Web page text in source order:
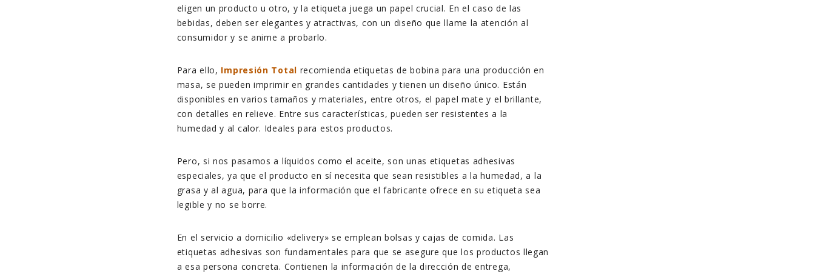
eligen un producto u otro, y la etiqueta juega un papel crucial. En el caso de las
bebidas, deben ser elegantes y atractivas, con un diseño que llame la atención al
consumidor y se anime a probarlo.
Para ello, Impresión Total recomienda etiquetas de bobina para una producción en
masa, se pueden imprimir en grandes cantidades y tienen un diseño único. Están
disponibles en varios tamaños y materiales, entre otros, el papel mate y el brillante,
con detalles en relieve. Entre sus características, pueden ser resistentes a la
humedad y al calor. Ideales para estos productos.
Pero, si nos pasamos a líquidos como el aceite, son unas etiquetas adhesivas
especiales, ya que el producto en sí necesita que sean resistibles a la humedad, a la
grasa y al agua, para que la información que el fabricante ofrece en su etiqueta sea
legible y no se borre.
En el servicio a domicilio «delivery» se emplean bolsas y cajas de comida. Las
etiquetas adhesivas son fundamentales para que se asegure que los productos llegan
a esa persona concreta. Contienen la información de la dirección de entrega,